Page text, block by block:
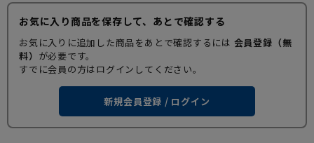
お気に入り商品を保存して、あとで確認する
お気に入りに追加した商品をあとで確認するには 会員登録（無
料） が必要です。
すでに会員の方はログインしてください。
新規会員登録 / ログイン